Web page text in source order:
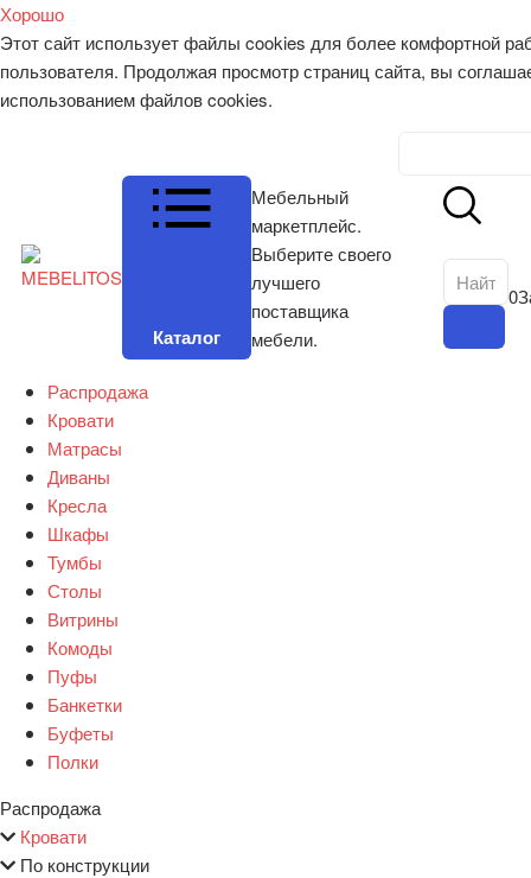
Хорошо
Этот сайт использует файлы cookies для более комфортной
пользователя. Продолжая просмотр страниц сайта, вы
использованием файлов cookies.
Каталог
Мебельный
маркетплейс.
Выберите своего
лучшего
поставщика
мебели.
0
Распродажа
Кровати
Матрасы
Диваны
Кресла
Шкафы
Тумбы
Столы
Витрины
Комоды
Пуфы
Банкетки
Буфеты
Полки
Распродажа
Кровати
По конструкции